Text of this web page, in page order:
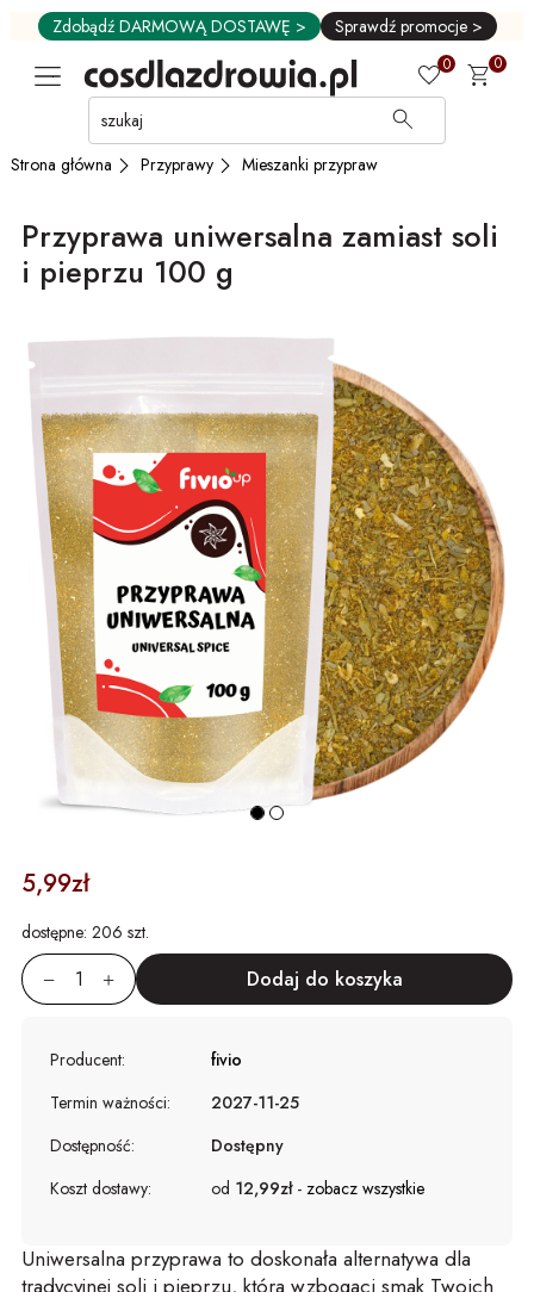
Przejdź
GŁÓWNEJ
ZAWARTOŚCI
MENU
UŻYTKOWNIKA
WYSZUKIWARKI
Zdobądź DARMOWĄ DOSTAWĘ > Sprawdź promocje >
0 0
Strona główna Przyprawy Mieszanki przypraw
Przyprawa uniwersalna zamiast soli
i pieprzu 100 g
5,99zł
dostępne: 206 szt.
Producent:
fivio
Termin ważności:
2027-11-25
Dostępność:
Dostępny
Koszt dostawy:
od 12,99zł - zobacz wszystkie
Uniwersalna przyprawa to doskonała alternatywa dla
tradycyjnej soli i pieprzu, która wzbogaci smak Twoich